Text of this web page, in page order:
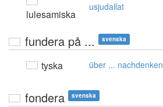
lulesamiska
usjudallat
fundera på ... svenska
tyska über ... nachdenken
fondera svenska